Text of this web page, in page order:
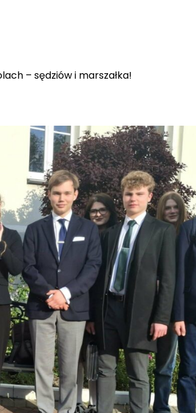
– sędziów i marszałka!